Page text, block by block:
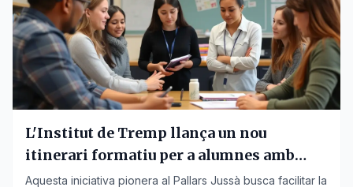
L'Institut de Tremp llança un nou
itinerari formatiu per a alumnes amb
necessitats especials
Aquesta iniciativa pionera al Pallars Jussà busca facilitar la